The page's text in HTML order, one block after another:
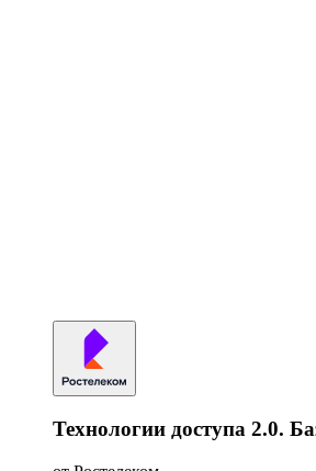
Технологии доступа 2.0.